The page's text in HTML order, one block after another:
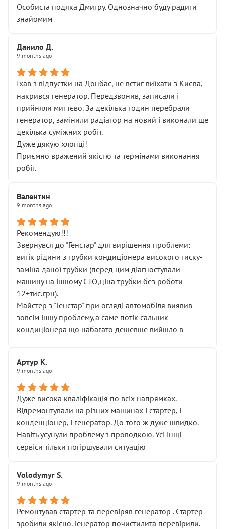
Особиста подяка Дмитру. Однозначно буду радити
знайомим
Данило Д.
9 months ago
Їхав з відпустки на Донбас, не встиг виїхати з Києва,
накрився генератор. Передзвонив, записали і
прийняли миттєво. За декілька годин перебрали
генератор, замінили радіатор на новий і виконали ще
декілька суміжних робіт.
Дуже дякую хлопці!
Приємно вражений якістю та термінами виконання
робіт.
Валентин
9 months ago
Рекомендую!!!
Звернувся до "Генстар" для вирішення проблеми:
витік рідини з трубки кондиціонера високого тиску-
заміна даної трубки (перед цим діагностували
машину на іншому СТО,ціна трубки без роботи
12+тис.грн).
Майстер з "Генстар" при огляді автомобіля виявив
зовсім іншу проблему,а саме потік сальник
кондиціонера що набагато дешевше вийшло в
підсумку.
Артур К.
9 months ago
Дуже висока кваліфікація по всіх напрямках.
Відремонтували на різних машинах і стартер, і
конденціонер, і генератор. До того ж дуже швидко.
Навіть усунули проблему з проводкою. Усі інщі
сервіси тільки погіршували ситуацію
Volodymyr S.
9 months ago
Ремонтував стартер та перевіряв генератор . Стартер
зробили якісно. Генератор почистилита перевірили.